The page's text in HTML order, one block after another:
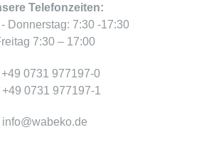
Telefonzeiten:
Donnerstag: 7:30 -17:30
7:30 – 17:00
+49 0731 977197-0
+49 0731 977197-1
info@wabeko.de